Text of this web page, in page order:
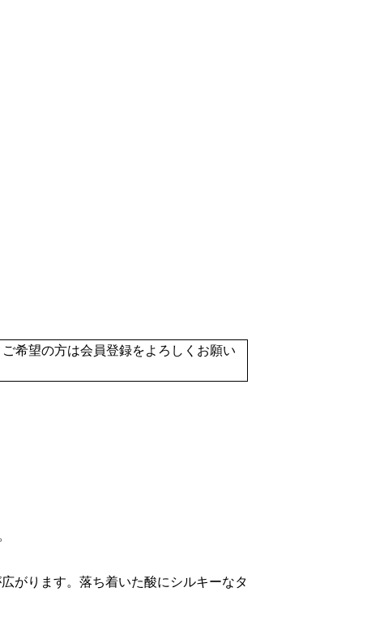
希望の方は会員登録をよろしくお願い
がります。落ち着いた酸にシルキーなタ